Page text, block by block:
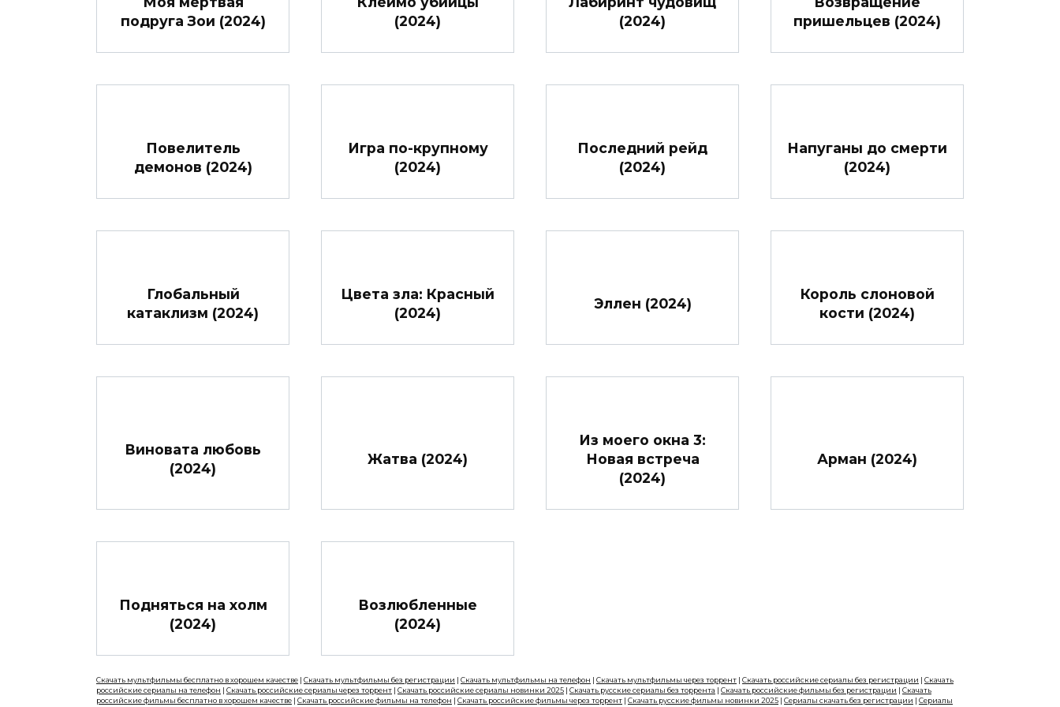
подруга Зои (2024)
(2024)
(2024)
пришельцев (2024)
Повелитель
демонов (2024)
Игра по-крупному
(2024)
Последний рейд
(2024)
Напуганы до смерти
(2024)
Глобальный
катаклизм (2024)
Цвета зла: Красный
(2024)
Эллен (2024)
Король слоновой
кости (2024)
Виновата любовь
(2024)
Жатва (2024)
Из моего окна 3:
Новая встреча
(2024)
Арман (2024)
Подняться на холм
(2024)
Возлюбленные
(2024)
Скачать мультфильмы бесплатно в хорошем качестве | Скачать мультфильмы без регистрации | Скачать мультфильмы на телефон | Скачать мультфильмы через торрент | Скачать российские сериалы без регистрации | Скачать
российские сериалы на телефон | Скачать российские сериалы через торрент | Скачать российские сериалы новинки 2025 | Скачать русские сериалы без торрента | Скачать российские фильмы без регистрации | Скачать
российские фильмы бесплатно в хорошем качестве | Скачать российские фильмы на телефон | Скачать российские фильмы через торрент | Скачать русские фильмы новинки 2025 | Сериалы скачать без регистрации | Сериалы